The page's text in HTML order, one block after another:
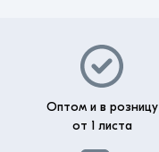
Оптом и в розницу
от 1 листа